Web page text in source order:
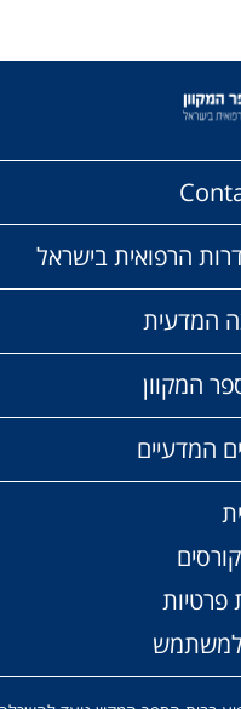
הרפואית בישראל
המדעית
המקוון
המדעיים
פרטיות
למשתמש